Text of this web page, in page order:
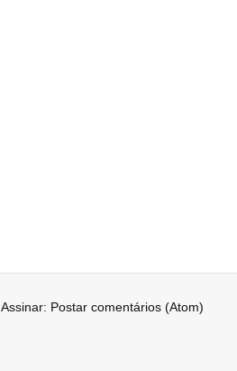
Assinar: Postar comentários (Atom)